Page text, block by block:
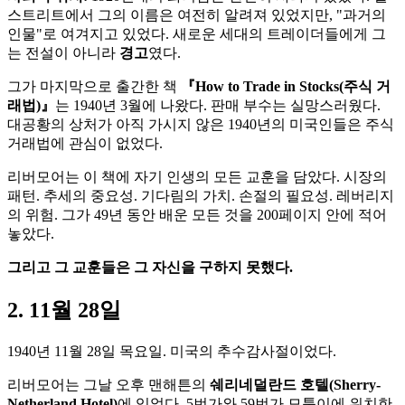
스트리트에서 그의 이름은 여전히 알려져 있었지만, "과거의
인물"로 여겨지고 있었다. 새로운 세대의 트레이더들에게 그
는 전설이 아니라 경고였다.
그가 마지막으로 출간한 책
『How to Trade in Stocks(주식 거
래법)』 는 1940년 3월에 나왔다. 판매 부수는 실망스러웠다.
대공황의 상처가 아직 가시지 않은 1940년의 미국인들은 주식
거래법에 관심이 없었다.
리버모어는 이 책에 자기 인생의 모든 교훈을 담았다. 시장의
패턴. 추세의 중요성. 기다림의 가치. 손절의 필요성. 레버리지
의 위험. 그가 49년 동안 배운 모든 것을 200페이지 안에 적어
놓았다.
그리고 그 교훈들은 그 자신을 구하지 못했다.
2. 11월 28일
1940년 11월 28일 목요일. 미국의 추수감사절이었다.
리버모어는 그날 오후 맨해튼의 쉐리네덜란드 호텔(Sherry-